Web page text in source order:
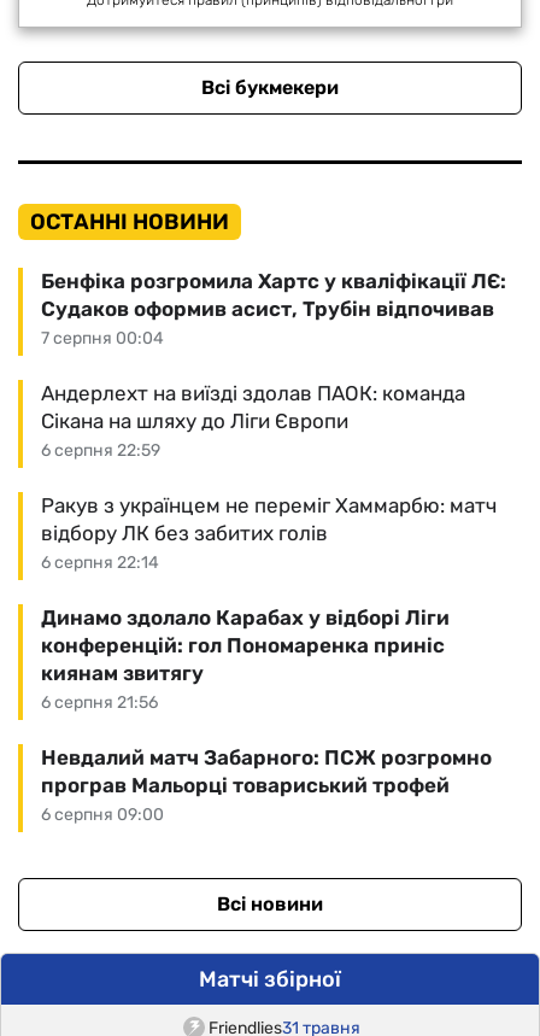
Всі букмекери
ОСТАННІ НОВИНИ
7 серпня 00:04
Бенфіка розгромила Хартс у кваліфікації ЛЄ:
Судаков оформив асист, Трубін відпочивав
6 серпня 22:59
Андерлехт на виїзді здолав ПАОК: команда
Сікана на шляху до Ліги Європи
6 серпня 22:14
Ракув з українцем не переміг Хаммарбю: матч
відбору ЛК без забитих голів
6 серпня 21:56
Динамо здолало Карабах у відборі Ліги
конференцій: гол Пономаренка приніс
киянам звитягу
6 серпня 09:00
Невдалий матч Забарного: ПСЖ розгромно
програв Мальорці товариський трофей
Всі новини
Матчі збірної
Friendlies31 травня